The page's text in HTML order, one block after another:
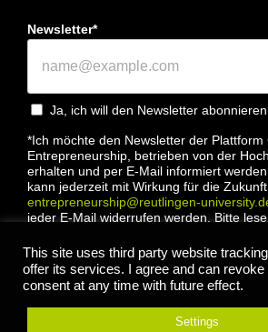
Newsletter*
Ja, ich will den Newsletter abonnieren.
*Ich möchte den Newsletter der Plattform
Entrepreneurship, betrieben von der
erhalten und per E-Mail informiert
kann jederzeit mit Wirkung für die
entrepreneurship@reutlingen-
jeder E-Mail widerrufen werden. Bitte
Anmelden
This site uses third party website
offer its services. I agree and can
consent at any time with future effect.
Settings